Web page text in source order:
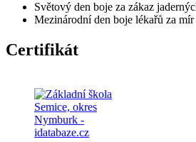
Světový den boje za zákaz
Mezinárodní den boje lékařů za mír
Certifikát